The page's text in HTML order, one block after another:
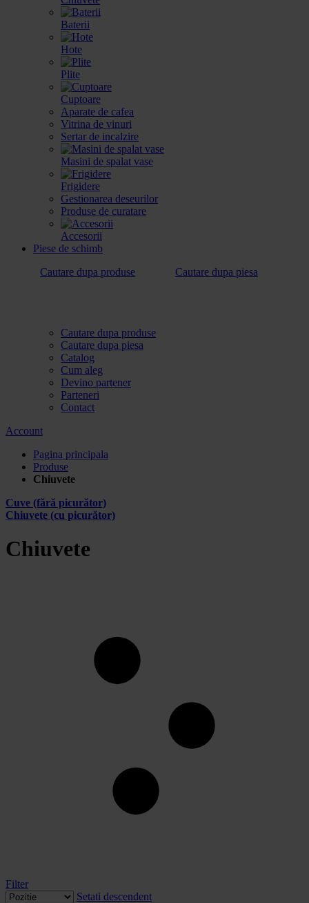
Baterii
Hote
Plite
Cuptoare
Aparate de cafea
Vitrina de vinuri
Sertar de incalzire
Masini de spalat vase
Frigidere
Gestionarea deseurilor
Produse de curatare
Accesorii
Piese de schimb
Cautare dupa produse
Cautare dupa piesa
Cautare dupa produse
Cautare dupa piesa
Catalog
Cum aleg
Devino partener
Parteneri
Contact
Account
Pagina principala
Produse
Chiuvete
Cuve (fără picurător)
Chiuvete (cu picurător)
Chiuvete
Filter
Setati descendent